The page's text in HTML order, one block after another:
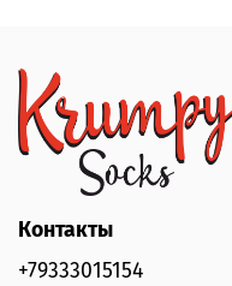
Контакты
+79333015154